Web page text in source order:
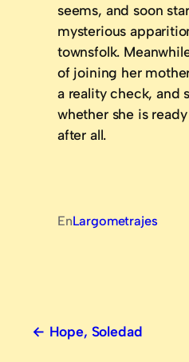
seems, and soon
mysterious
townsfolk.
of joining her
a reality check, and
whether she is
after all.
EnLargometrajes
Hope, Soledad